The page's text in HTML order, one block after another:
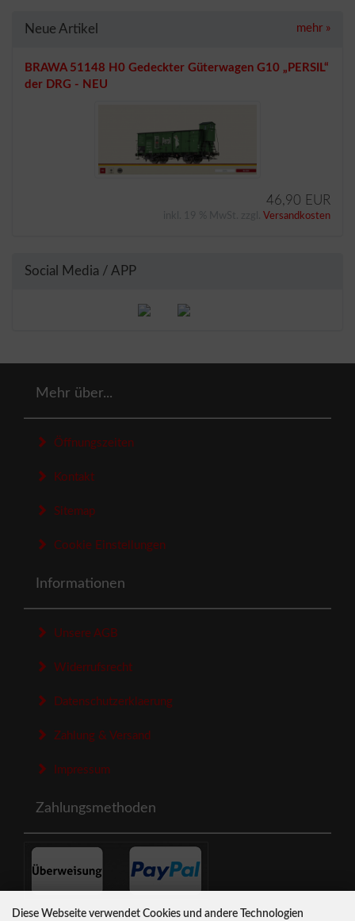
Neue Artikel mehr »
BRAWA 51148 H0 Gedeckter Güterwagen G10 „PERSIL“
der DRG - NEU
46,90 EUR
Versandkosten
Social Media / APP
Mehr über...
Öffnungszeiten
Kontakt
Sitemap
Cookie Einstellungen
Informationen
Unsere AGB
Widerrufsrecht
Datenschutzerklaerung
Zahlung & Versand
Impressum
Zahlungsmethoden
Diese Webseite verwendet Cookies und andere Technologien